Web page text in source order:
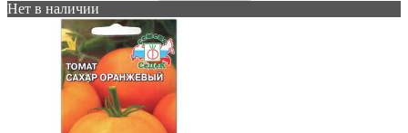
Нет в наличии